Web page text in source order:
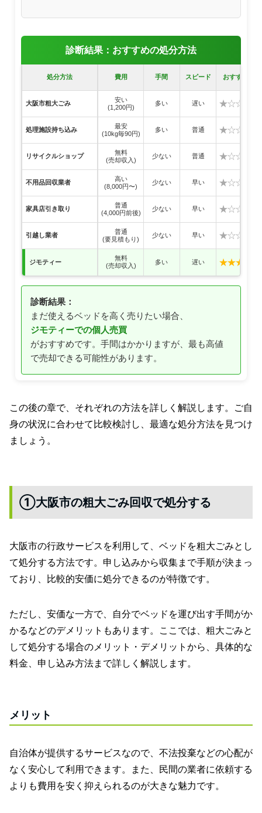
診断結果：おすすめの処分方法
処分方法
大阪市粗大ごみ
処理施設持ち込み
リサイクルショップ
不用品回収業者
家具店引き取り
引越し業者
ジモティー
費用 手間 スピード おすすめ度
安い
(1,200円)
多い 遅い ★☆☆☆☆
最安
(10kg毎90円)
多い 普通 ★☆☆☆☆
無料
(売却収入)
少ない 普通 ★☆☆☆☆
高い
(8,000円〜)
少ない 早い ★☆☆☆☆
普通
(4,000円前後)
少ない 早い ★☆☆☆☆
普通
(要見積もり)
少ない 早い ★☆☆☆☆
無料
(売却収入)
多い 遅い ★★★★★
診断結果：
まだ使えるベッドを高く売りたい場合、
ジモティーでの個人売買
がおすすめです。手間はかかりますが、最も高値
で売却できる可能性があります。
この後の章で、それぞれの方法を詳しく解説します。ご自
身の状況に合わせて比較検討し、最適な処分方法を見つけ
ましょう。
①大阪市の粗大ごみ回収で処分する
大阪市の行政サービスを利用して、ベッドを粗大ごみとし
て処分する方法です。申し込みから収集まで手順が決まっ
ており、比較的安価に処分できるのが特徴です。
ただし、安価な一方で、自分でベッドを運び出す手間がか
かるなどのデメリットもあります。ここでは、粗大ごみと
して処分する場合のメリット・デメリットから、具体的な
料金、申し込み方法まで詳しく解説します。
メリット
自治体が提供するサービスなので、不法投棄などの心配が
なく安心して利用できます。また、民間の業者に依頼する
よりも費用を安く抑えられるのが大きな魅力です。